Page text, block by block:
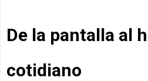
De la pantalla al
cotidiano